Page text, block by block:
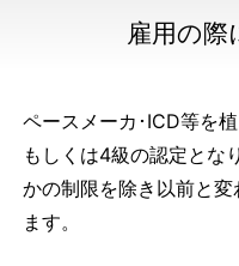
雇用の際
ペースメーカ･ICD等を
もしくは4級の認定とな
かの制限を除き以前と
ます。